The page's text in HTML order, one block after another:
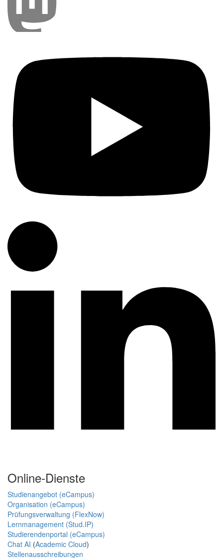
Online-Dienste
Studienangebot (eCampus)
Organisation (eCampus)
Prüfungsverwaltung (FlexNow)
Lernmanagement (Stud.IP)
Studierendenportal (eCampus)
Chat AI (Academic Cloud)
Stellenausschreibungen